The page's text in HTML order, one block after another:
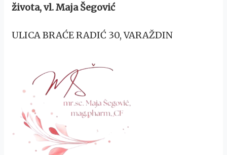
života, vl. Maja Šegović
ULICA BRAĆE RADIĆ 30, VARAŽDIN